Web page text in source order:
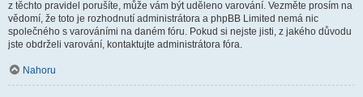
z těchto pravidel porušíte, může vám být uděleno varování. Vezměte prosím na
vědomí, že toto je rozhodnutí administrátora a phpBB Limited nemá nic
společného s varováními na daném fóru. Pokud si nejste jisti, z jakého důvodu
jste obdrželi varování, kontaktujte administrátora fóra.
Nahoru